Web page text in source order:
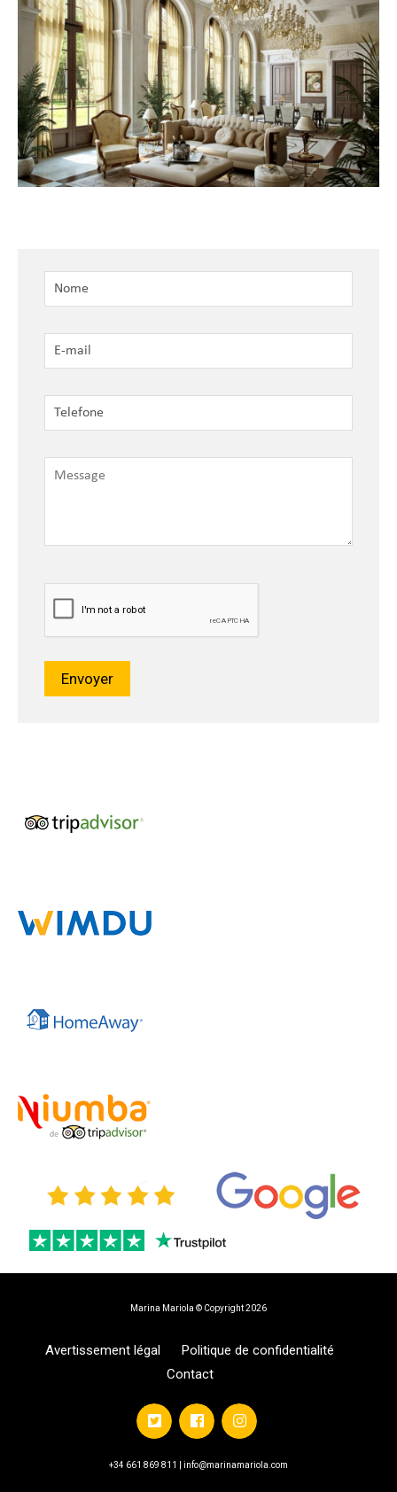
Marina Mariola © Copyright 2026
Avertissement légal
Politique de confidentialité
Contact
+34 661 869 811 | info@marinamariola.com